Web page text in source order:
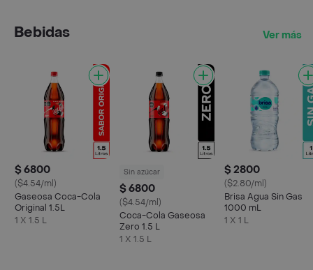
Bebidas Ver más
$ 6800
($4.54/ml)
Gaseosa Coca-Cola
Original 1.5L
1 X 1.5 L
Sin azúcar
$ 6800
($4.54/ml)
Coca-Cola Gaseosa
Zero 1.5 L
1 X 1.5 L
$ 2800
($2.80/ml)
Brisa Agua Sin Gas
1000 mL
1 X 1 L